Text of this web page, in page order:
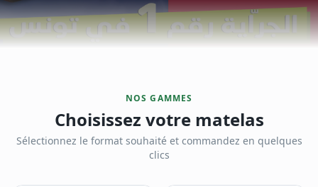
NOS GAMMES
Choisissez votre matelas
Sélectionnez le format souhaité et commandez en quelques
clics